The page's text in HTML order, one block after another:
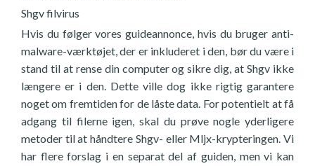
Shgv filvirus
Hvis du følger vores guideannonce, hvis du bruger anti-
malware-værktøjet, der er inkluderet i den, bør du være i
stand til at rense din computer og sikre dig, at Shgv ikke
længere er i den. Dette ville dog ikke rigtig garantere
noget om fremtiden for de låste data. For potentielt at få
adgang til filerne igen, skal du prøve nogle yderligere
metoder til at håndtere Shgv- eller Mljx-krypteringen. Vi
har flere forslag i en separat del af guiden, men vi kan